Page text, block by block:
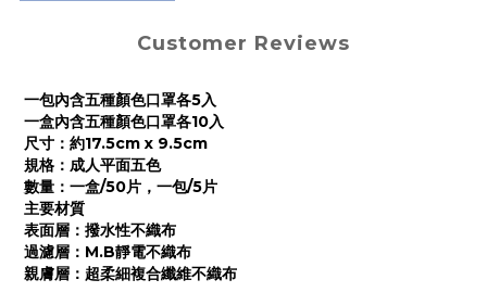
Customer Reviews
一包內含五種顏色口罩各5入
一盒內含五種顏色口罩各10入
尺寸：約17.5cm x 9.5cm
規格：成人平面五色
數量：一盒/50片，一包/5片
主要材質
表面層：撥水性不織布
過濾層：M.B靜電不織布
親膚層：超柔細複合纖維不織布